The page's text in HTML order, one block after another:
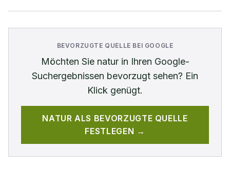
BEVORZUGTE QUELLE BEI GOOGLE
Möchten Sie naturin Ihren Google-
Suchergebnissen bevorzugt sehen? Ein
Klick genügt.
NATUR ALS BEVORZUGTE QUELLE
FESTLEGEN →